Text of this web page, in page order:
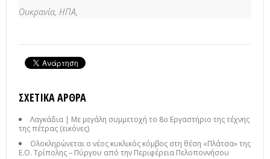
Ουκρανία, ΗΠΑ,
ΣΧΕΤΙΚΆ ΆΡΘΡΑ
Λαγκάδια | Με μεγάλη συμμετοχή το 8ο Εργαστήριο της τέχνης
της πέτρας (εικόνες)
Ολοκληρώνεται ο νέος κυκλικός κόμβος στη θέση «Πλάτσα» της
Ε.Ο. Τρίπολης – Πύργου από την Περιφέρεια Πελοποννήσου